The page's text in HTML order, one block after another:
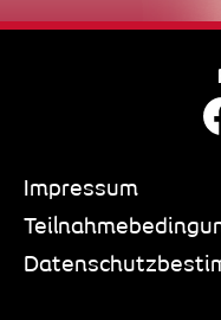
Impressum